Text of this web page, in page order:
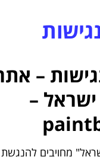
–
ישראל –
מחויבים